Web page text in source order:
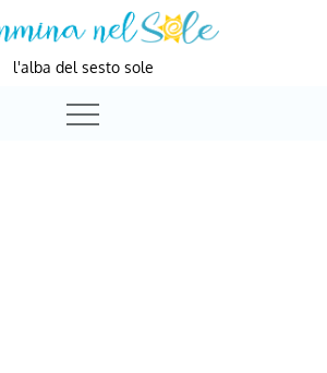
l'alba del sesto sole